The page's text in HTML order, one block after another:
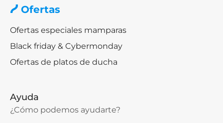
Ofertas
Ofertas especiales mamparas
Black friday & Cybermonday
Ofertas de platos de ducha
Ayuda
¿Cómo podemos ayudarte?